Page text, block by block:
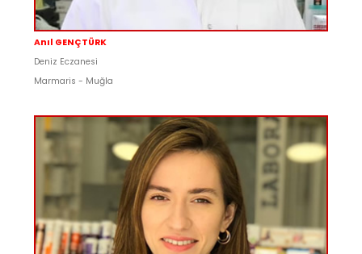
Anıl GENÇTÜRK
Deniz Eczanesi
Marmaris - Muğla